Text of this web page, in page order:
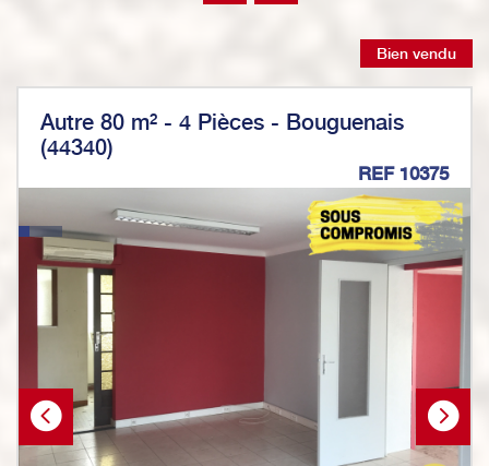
Bien vendu
Autre 80 m² - 4 Pièces - Bouguenais
(44340)
REF 10375